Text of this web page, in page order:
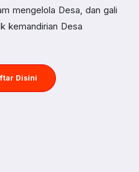
mengelola Desa, dan gali
kemandirian Desa
Disini